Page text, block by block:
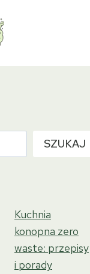
SZUKAJ
Kuchnia
konopna zero
waste: przepisy
i porady